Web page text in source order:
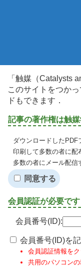
「触媒（Catalysts
このサイトをつか
ドもできます．
記事の著作権は触
ダウンロードした
印刷して多数の者に配
多数の者にメール配信
同意する
会員認証が必要です
会員番号(ID):
会員番号(ID)を
会員認証情報を
共用のパソコン